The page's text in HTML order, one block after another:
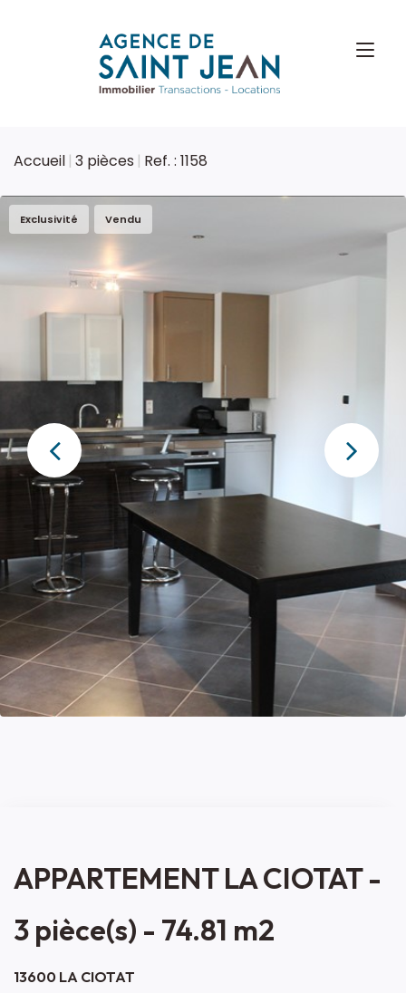
Accueil 3 pièces Ref. : 1158
Exclusivité Vendu
APPARTEMENT LA CIOTAT -
3 pièce(s) - 74.81 m2
13600 LA CIOTAT